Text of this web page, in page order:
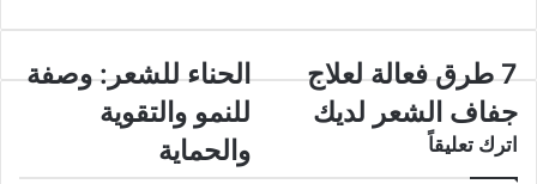
7
فعالة
لعلاج
7 طرق فعالة لعلاج
جفاف الشعر لديك
الحناء
وصفة
للنمو
والتقوية
الحناء للشعر: وصفة
للنمو والتقوية
والحماية
اترك تعليقاً